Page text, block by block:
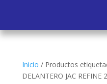
Inicio / Productos
DELANTERO JAC REFINE